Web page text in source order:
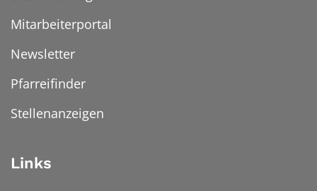
Mitarbeiterportal
Newsletter
Pfarreifinder
Stellenanzeigen
Links